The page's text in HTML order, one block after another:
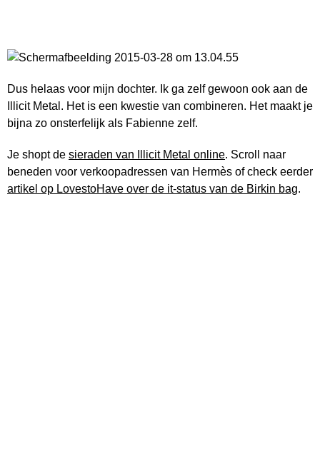
Dus helaas voor mijn dochter. Ik ga zelf gewoon ook aan de
Illicit Metal. Het is een kwestie van combineren. Het maakt je
bijna zo onsterfelijk als Fabienne zelf.
Je shopt de sieraden van Illicit Metal online. Scroll naar
beneden voor verkoopadressen van Hermès of check eerder
artikel op LovestoHave over de it-status van de Birkin bag.